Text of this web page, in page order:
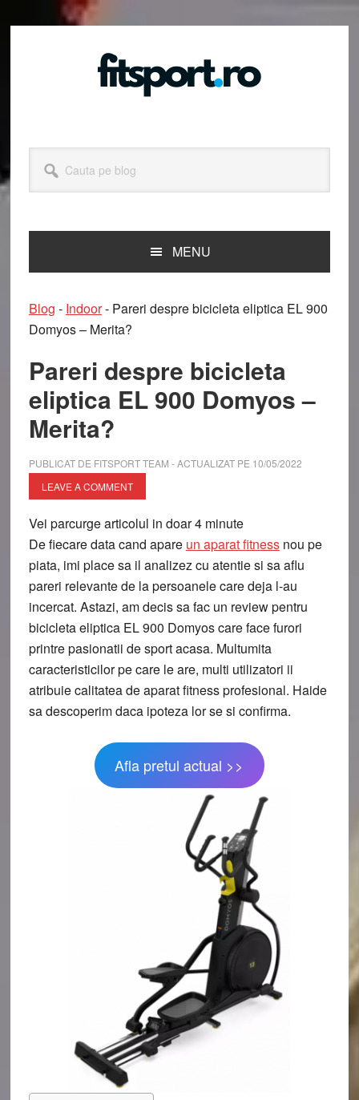
blog
MENU
Blog - Indoor- Pareri despre bicicleta eliptica EL 900
Domyos – Merita?
Pareri despre bicicleta
eliptica EL 900 Domyos –
Merita?
PUBLICAT DE FITSPORT TEAM - ACTUALIZAT PE 10/05/2022
LEAVE A COMMENT
Vei parcurge articolul in doar4 minute
De fiecare data cand apare un aparat fitnessnou pe
piata, imi place sa il analizez cu atentie si sa aflu
pareri relevante de la persoanele care deja l-au
incercat. Astazi, am decis sa fac un review pentru
bicicleta eliptica EL 900 Domyos care face furori
printre pasionatii de sport acasa. Multumita
caracteristicilor pe care le are, multi utilizatori ii
atribuie calitatea de aparat fitness profesional. Haide
sa descoperim daca ipoteza lor se si confirma.
Afla pretul actual >>